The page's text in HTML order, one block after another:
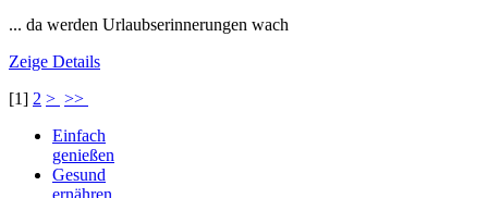
... da werden Urlaubserinnerungen wach
Zeige Details
[1] 2 > >>
Einfach
genießen
Gesund
ernähren